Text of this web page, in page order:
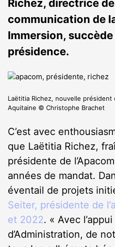
Richez, directrice
communication de
Immersion, succède
présidence.
Laëtitia Richez, nouvelle président
Aquitaine © Christophe Brachet
C’est avec
que Laëtitia Richez,
présidente de
années de mandat.
éventail de projets
Seiter, présidente de
et 2022. « Avec
d’Administration, de